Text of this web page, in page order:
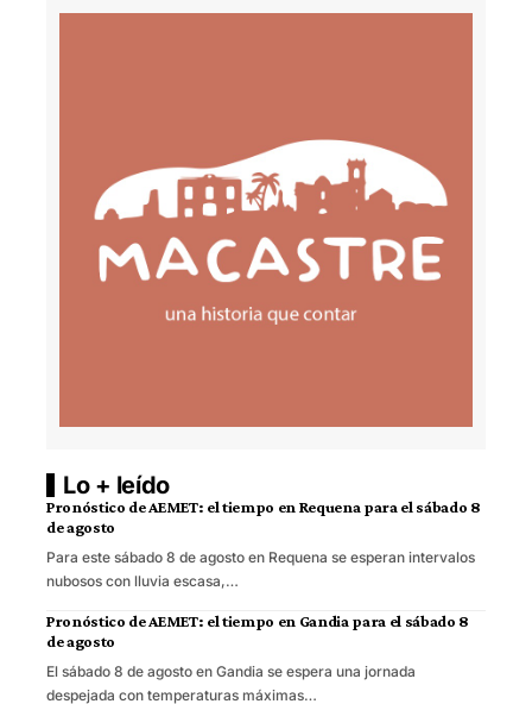
Lo + leído
Pronóstico de AEMET: el tiempo en Requena para el sábado 8
de agosto
Para este sábado 8 de agosto en Requena se esperan intervalos
nubosos con lluvia escasa,…
Pronóstico de AEMET: el tiempo en Gandia para el sábado 8
de agosto
El sábado 8 de agosto en Gandia se espera una jornada
despejada con temperaturas máximas…